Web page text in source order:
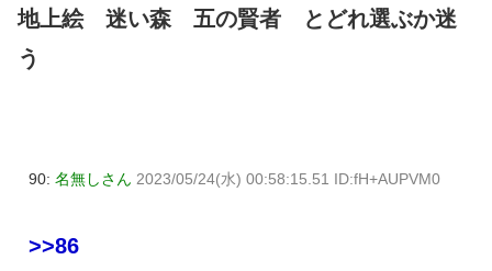
地上絵 迷い森 五の賢者 とどれ選ぶか迷
う
90: 名無しさん 2023/05/24(水) 00:58:15.51 ID:fH+AUPVM0
>>86